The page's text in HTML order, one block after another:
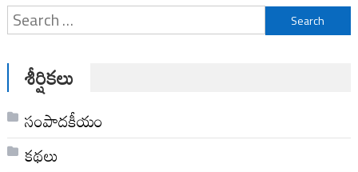
Search
for:
శీర్షికలు
సంపాదకీయం
కథలు